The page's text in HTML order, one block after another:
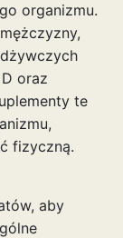
organizmu.
oraz
te
fizyczną.
aby